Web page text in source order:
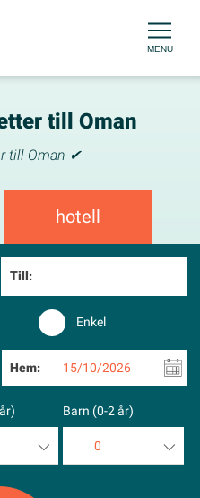
MENU
till Oman
till Oman ✔
hotell
Till:
Enkel
Hem: 15/10/2026
Barn (0-2 år)
0